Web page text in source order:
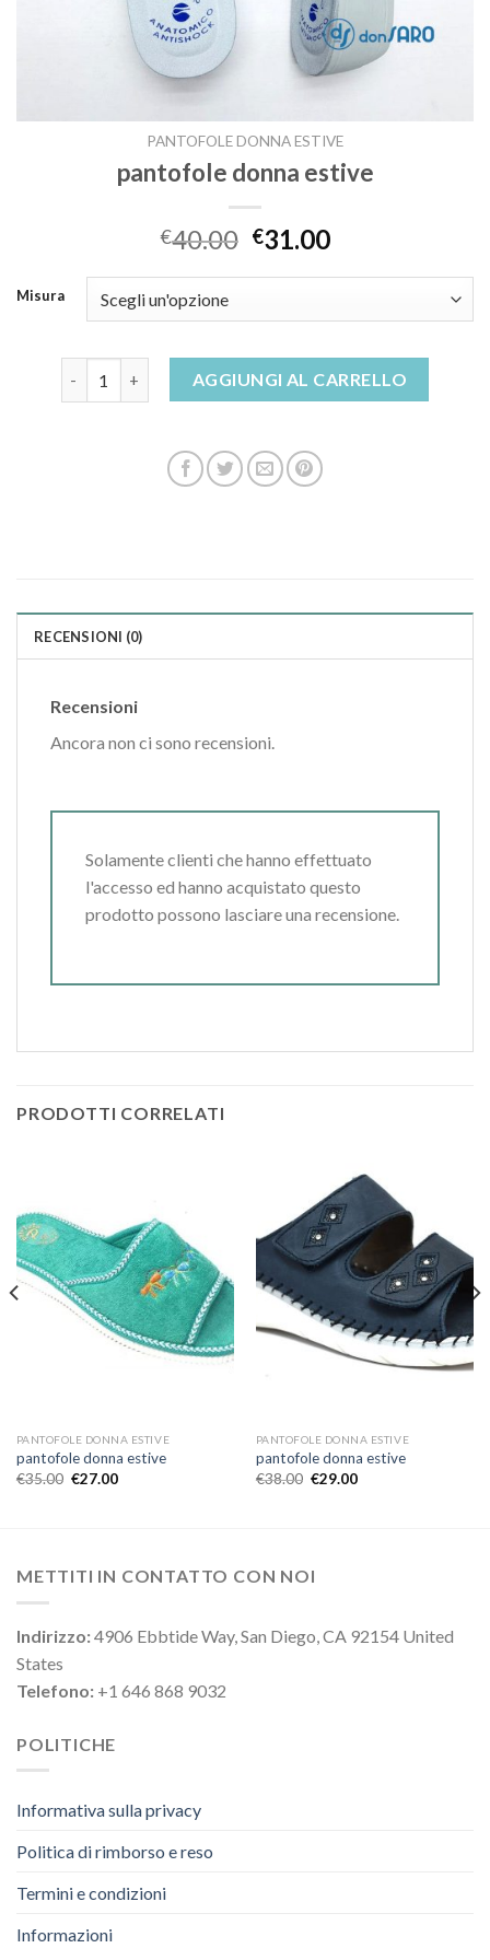
PANTOFOLE DONNA ESTIVE
pantofole donna estive
€40.00 €31.00
Misura
pantofole donna estive quantità
AGGIUNGI AL CARRELLO
RECENSIONI (0)
Recensioni
Ancora non ci sono recensioni.
Solamente clienti che hanno effettuato
l'accesso ed hanno acquistato questo
prodotto possono lasciare una recensione.
PRODOTTI CORRELATI
PANTOFOLE DONNA ESTIVE
pantofole donna estive
€35.00 €27.00
PANTOFOLE DONNA ESTIVE
pantofole donna estive
€38.00 €29.00
METTITI IN CONTATTO CON NOI
Indirizzo:4906 Ebbtide Way, San Diego, CA 92154 United
States
Telefono: +1 646 868 9032
POLITICHE
Informativa sulla privacy
Politica di rimborso e reso
Termini e condizioni
Informazioni